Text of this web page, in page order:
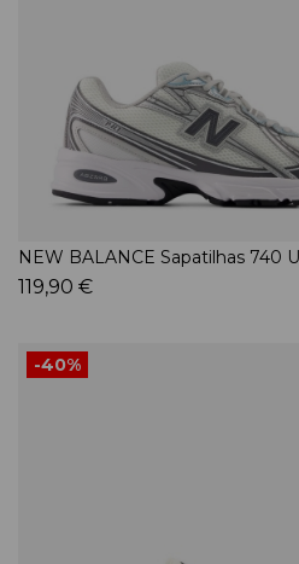
NEW BALANCE Sapatilhas 740
119,90 €
-40%